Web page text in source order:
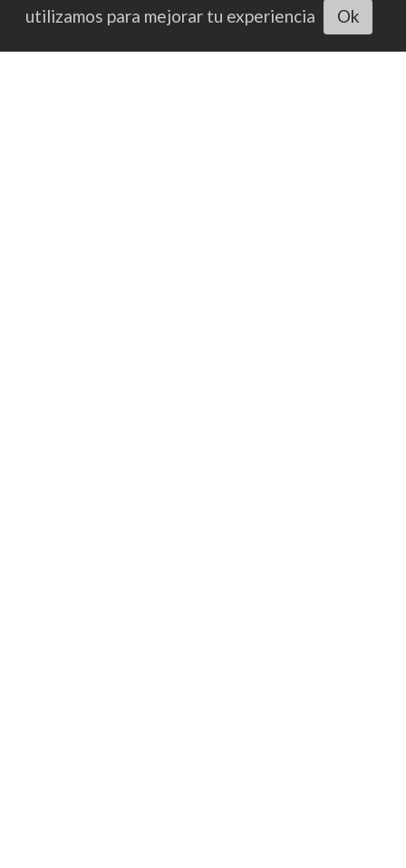
Qué hacer en San Miguel de Tucumán, del
viernes 7 al domingo 9 de agosto
utilizamos para mejorar tu experiencia
Ok
Escuchar artículo